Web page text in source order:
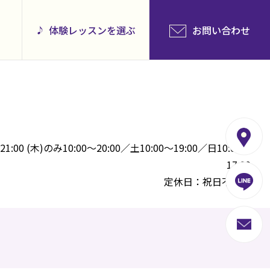
体験レッスンを選ぶ お問い合わせ
(木)のみ10:00～20:00／土10:00～19:00／日10:00～
17:00
定休日：祝日不定休